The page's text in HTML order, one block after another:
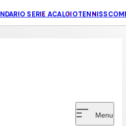
SERIE ACALCIOTENNIS
Menu